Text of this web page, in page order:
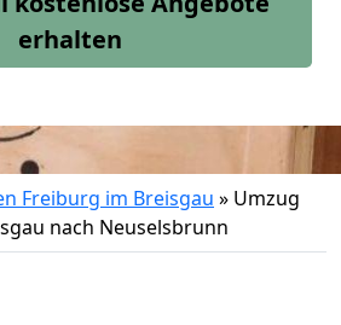
erhalten
Freiburg im Breisgau » Umzug
nach Neuselsbrunn